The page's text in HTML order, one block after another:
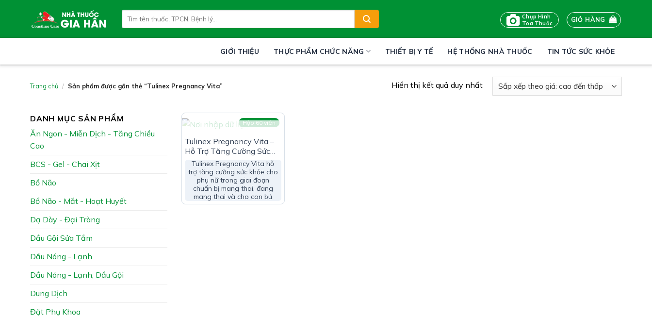
kiếm:
Chụp Hình
Toa Thuốc
GIỎ HÀNG
GIỚI THIỆU THỰC PHẨM CHỨC NĂNG THIẾT BỊ Y TẾ HỆ THỐNG NHÀ THUỐC TIN TỨC SỨC KHỎE
Trang chủ / Sản phẩm được gắn thẻ “Tulinex Pregnancy Vita” Hiển thị kết quả duy nhất
DANH MỤC SẢN PHẨM
Ăn Ngon - Miễn Dịch - Tăng Chiều
Cao
BCS - Gel - Chai Xịt
Bổ Não
Bổ Não - Mắt - Hoạt Huyết
Dạ Dày - Đại Tràng
Dầu Gội Sửa Tắm
Dầu Nóng - Lạnh
Dầu Nóng - Lạnh, Dầu Gội
Dung Dịch
Đặt Phụ Khoa
Hộp 60 viên
Tulinex Pregnancy Vita –
Hỗ Trợ Tăng Cường Sức
Khỏe Phụ Nữ (Hộp 60
Viên)
Tulinex Pregnancy Vita hỗ
trợ tăng cường sức khỏe cho
phụ nữ trong giai đoạn
chuẩn bị mang thai, đang
mang thai và cho con bú